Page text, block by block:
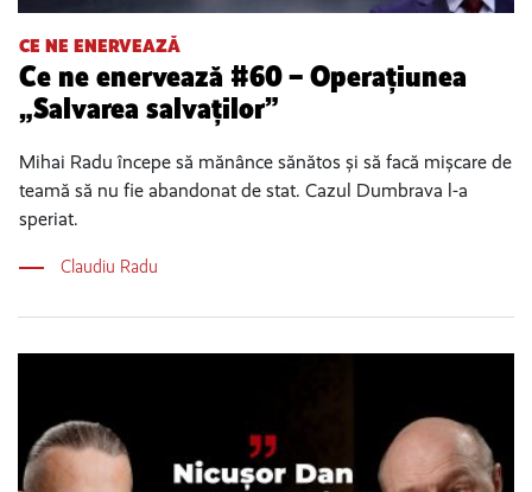
CE NE ENERVEAZĂ
Ce ne enervează #60 – Operațiunea
„Salvarea salvaților”
Mihai Radu începe să mănânce sănătos și să facă mișcare de
teamă să nu fie abandonat de stat. Cazul Dumbrava l-a
speriat.
Claudiu Radu